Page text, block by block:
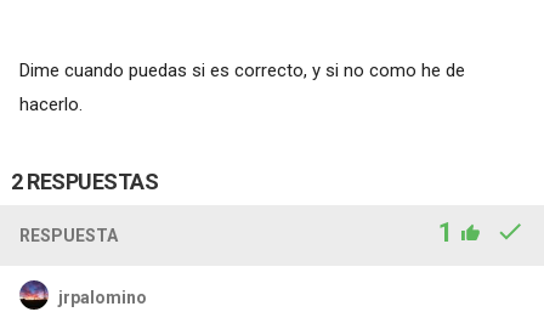
Dime cuando puedas si es correcto, y si no como he de
hacerlo.
2 RESPUESTAS
RESPUESTA 1
jrpalomino